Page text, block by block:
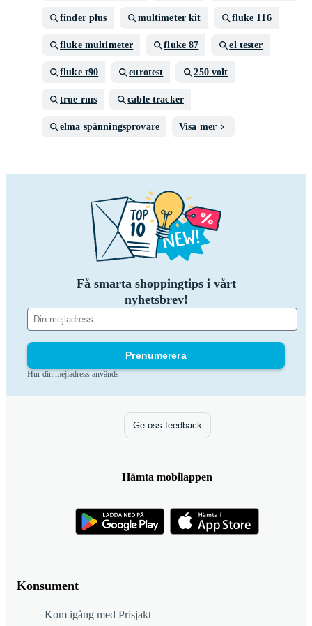
finder plus multimeter kit fluke 116
fluke multimeter fluke 87 el tester
fluke t90 eurotest 250 volt
true rms cable tracker
elma spänningsprovare Visa mer
Få smarta shoppingtips i vårt
nyhetsbrev!
Prenumerera
Hur din mejladress används
Konsument
Kom igång med Prisjakt
Ge oss feedback
Hämta mobilappen